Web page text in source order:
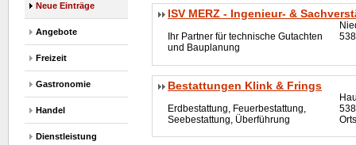
Neue Einträge
Angebote
Freizeit
Gastronomie
Handel
Dienstleistung
ISV MERZ - Ingenieur- &
Ihr Partner für technische Gutachten
und Bauplanung
Bestattungen Klink & Frings
Erdbestattung, Feuerbestattung,
Seebestattung, Überführung